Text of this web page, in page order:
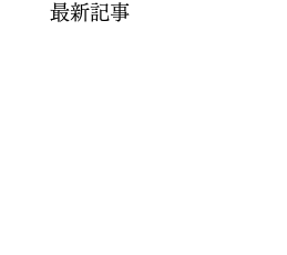
最新記事